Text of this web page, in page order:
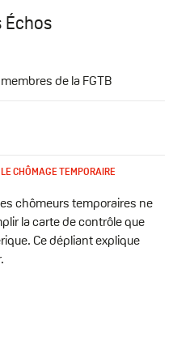
Échos
de la FGTB
CHÔMAGE TEMPORAIRE
chômeurs temporaires ne
la carte de contrôle que
Ce dépliant explique